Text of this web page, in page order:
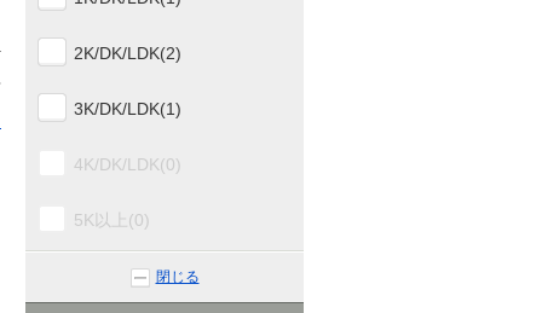
2K/DK/LDK(2)
3K/DK/LDK(1)
4K/DK/LDK(0)
5K以上(0)
閉じる